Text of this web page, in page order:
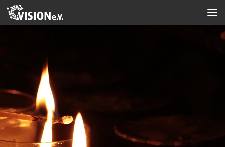
Zum Inhalt springen